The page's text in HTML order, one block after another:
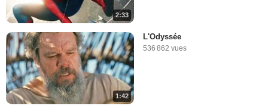
2:33
1:42
L'Odyssée
536 862 vues